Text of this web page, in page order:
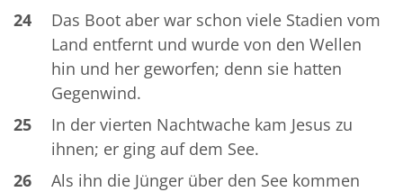
24
Das Boot aber war schon viele Stadien vom
Land entfernt und wurde von den Wellen
hin und her geworfen; denn sie hatten
Gegenwind.
25
In der vierten Nachtwache kam Jesus zu
ihnen; er ging auf dem See.
26
Als ihn die Jünger über den See kommen